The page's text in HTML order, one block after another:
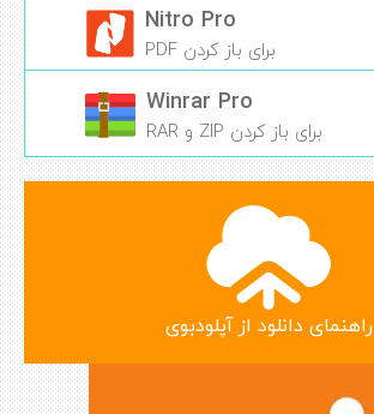
Nitro Pro
برای باز کردن PDF
Winrar Pro
برای باز کردن ZIP و RAR
راهنمای دانلود از آپلودبوی